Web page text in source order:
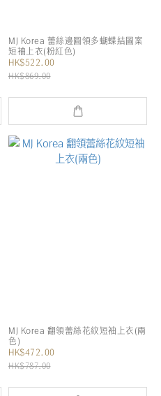
MJ Korea 蕾絲邊圓領多蝴蝶結圖案
短袖上衣(粉紅色)
HK$522.00
HK$869.00
MJ Korea 翻領蕾絲花紋短袖上衣(兩
色)
HK$472.00
HK$787.00